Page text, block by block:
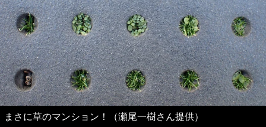
まさに草のマンション！（瀬尾一樹さん提供）